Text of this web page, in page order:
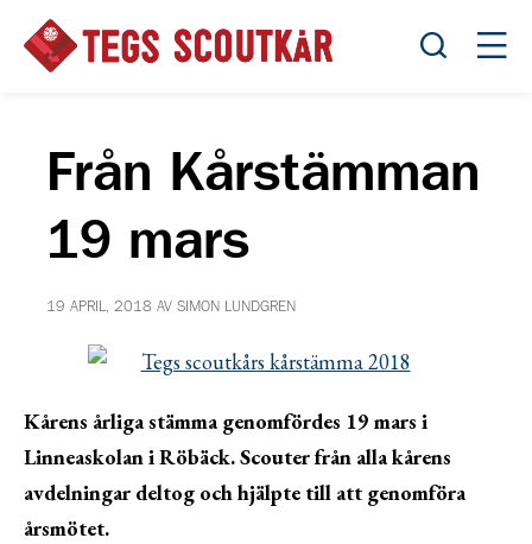
Öppna
Från Kårstämman
19 mars
19 APRIL, 2018 AV SIMON LUNDGREN
Kårens årliga stämma genomfördes 19 mars i
Linneaskolan i Röbäck. Scouter från alla kårens
avdelningar deltog och hjälpte till att genomföra
årsmötet.